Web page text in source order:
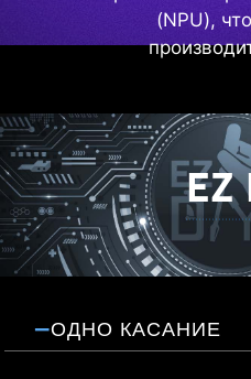
(NPU),
EZ
ОДНО КАСАНИЕ